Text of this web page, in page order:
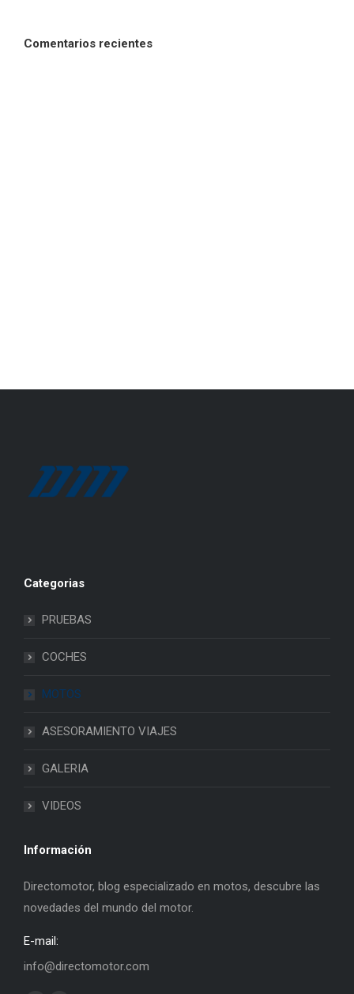
Comentarios recientes
Categorias
PRUEBAS
COCHES
MOTOS
ASESORAMIENTO VIAJES
GALERIA
VIDEOS
Información
Directomotor, blog especializado en motos, descubre las
novedades del mundo del motor.
E-mail:
info@directomotor.com